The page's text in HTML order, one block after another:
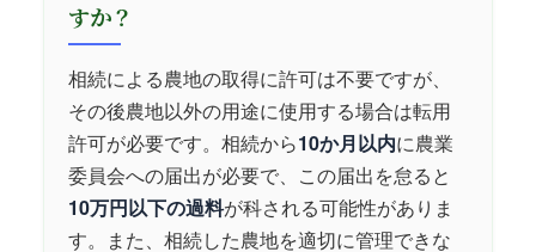
すか？
相続による農地の取得に許可は不要ですが、
その後農地以外の用途に使用する場合は転用
許可が必要です。相続から10か月以内に農業
委員会への届出が必要で、この届出を怠ると
10万円以下の過料が科される可能性がありま
す。また、相続した農地を適切に管理できな